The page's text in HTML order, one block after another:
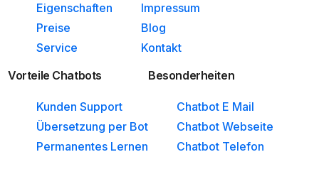
Eigenschaften
Preise
Service
Impressum
Blog
Kontakt
Vorteile Chatbots
Kunden Support
Übersetzung per Bot
Permanentes Lernen
Besonderheiten
Chatbot E Mail
Chatbot Webseite
Chatbot Telefon